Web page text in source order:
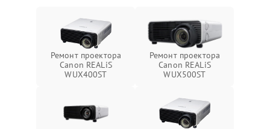
Ремонт проектора
Canon REALiS
WUX400ST
Ремонт проектора
Canon REALiS
WUX500ST